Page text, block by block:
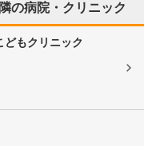
の病院・クリニック
もクリニック